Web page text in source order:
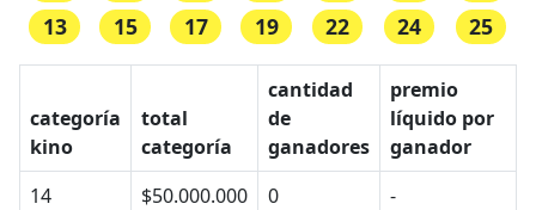
13
15 17 19 22 24 25
categoría
kino
total
categoría
cantidad
de
ganadores
premio
líquido por
ganador
14
$50.000.000 0 -